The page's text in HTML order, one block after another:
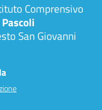
Comprensivo
Pascoli
San Giovanni